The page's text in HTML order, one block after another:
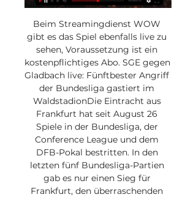
Beim Streamingdienst WOW
gibt es das Spiel ebenfalls live zu
sehen, Voraussetzung ist ein
kostenpflichtiges Abo. SGE gegen
Gladbach live: Fünftbester Angriff
der Bundesliga gastiert im
WaldstadionDie Eintracht aus
Frankfurt hat seit August 26
Spiele in der Bundesliga, der
Conference League und dem
DFB-Pokal bestritten. In den
letzten fünf Bundesliga-Partien
gab es nur einen Sieg für
Frankfurt, den überraschenden